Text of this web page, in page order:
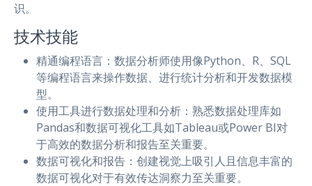
识。
技术技能
精通编程语言：数据分析师使用像Python、R、SQL
等编程语言来操作数据、进行统计分析和开发数据模
型。
使用工具进行数据处理和分析：熟悉数据处理库如
Pandas和数据可视化工具如Tableau或Power BI对
于高效的数据分析和报告至关重要。
数据可视化和报告：创建视觉上吸引人且信息丰富的
数据可视化对于有效传达洞察力至关重要。